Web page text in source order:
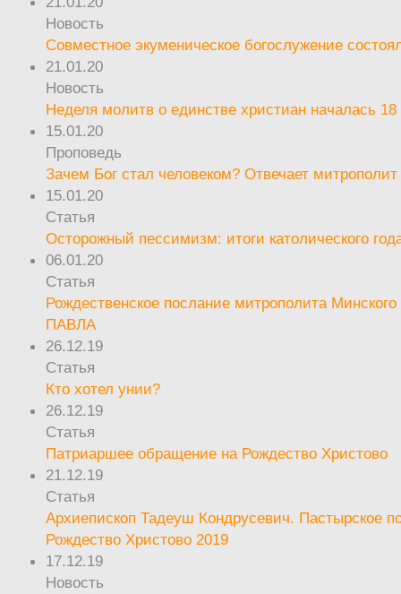
Новость
Совместное экуменическое богослужение
21.01.20
Новость
Неделя молитв о единстве христиан началась 18
15.01.20
Проповедь
Зачем Бог стал человеком? Отвечает
15.01.20
Статья
Осторожный пессимизм: итоги католического
06.01.20
Статья
Рождественское послание митрополита Минского
ПАВЛА
26.12.19
Статья
Кто хотел унии?
26.12.19
Статья
Патриаршее обращение на Рождество Христово
21.12.19
Статья
Архиепископ Тадеуш Кондрусевич. Пастырское
Рождество Христово 2019
17.12.19
Новость